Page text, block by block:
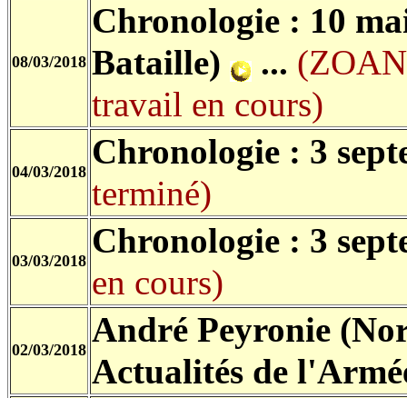
08/03/2018
Chronologie : 10
Bataille)
...
travail en cours)
04/03/2018 Chronologie : 3
terminé)
03/03/2018 Chronologie : 3
en cours)
02/03/2018 André Peyronie
Actualités de